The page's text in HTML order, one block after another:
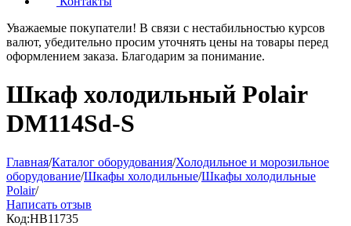
Уважаемые покупатели! В связи с нестабильностью курсов
валют, убедительно просим уточнять цены на товары перед
оформлением заказа. Благодарим за понимание.
Шкаф холодильный Polair
DM114Sd-S
Главная/Каталог оборудования/Холодильное и морозильное
оборудование/Шкафы холодильные/Шкафы холодильные
Polair/
Написать отзыв
Код:HB11735